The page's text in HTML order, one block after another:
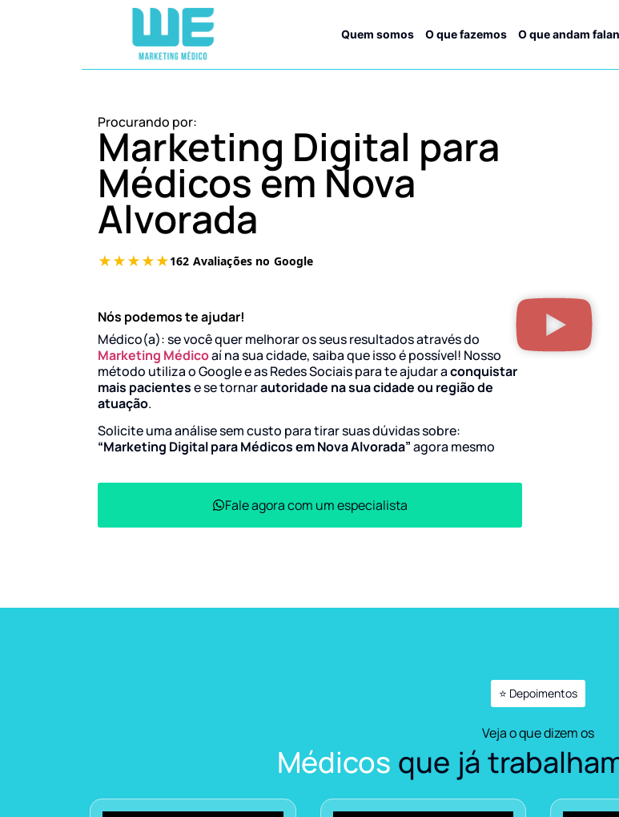
Quem somos O que fazemos O que andam
Procurando por:
Marketing Digital para
Médicos em Nova
Alvorada
Nós podemos te ajudar!
Médico(a): se você quer melhorar os seus resultados através do
Marketing Médicoaí na sua cidade, saiba que isso é possível! Nosso
método utiliza o Google e as Redes Sociais para te ajudar aconquistar
mais pacientese se tornarautoridade na sua cidade ou região de
atuação.
Solicite uma análise sem custo para tirar suas dúvidas sobre:
“Marketing Digital para Médicos em Nova Alvorada”agora mesmo
Fale agora com um especialista
⭐ Depoimentos
Veja o que dizem os
Médicos que já